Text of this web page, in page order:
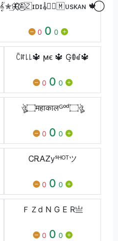
𝄟✮͢🦋⃟≛⃝🇿ɪᴅɪ𝄟✮⃝🇲 ᴜsᴋᴀɴ 🍁⃝
0 0 0
ꉓꍏ꒒꒒🔱 ϻϵ 🔱 G̝ꂦꀸ🔱
0 0 0
ঔৣ۝महाकालᴳᵒᵈ۝ঔৣ
0 0 0
ᏟᎡᎪᏃyˢᴴᴼᵀツ
0 0 0
ＦＺㅤd N G E R亗
0 0 0